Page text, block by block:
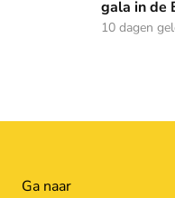
gala in de
10 dagen
Ga naar